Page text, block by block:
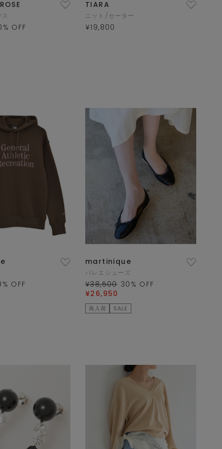
% OFF
TIARA
ニット/セーター
¥19,800
% OFF
martinique
バレエシューズ
¥38,500 30 % OFF
¥26,950
再入荷 SALE